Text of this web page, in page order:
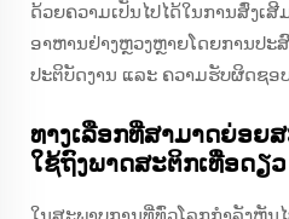
ດ້ວຍຄວາມເປັນໄປໄດ້ໃນການສົ່ງ
ອາຫານຢ່າງຫຼວງຫຼາຍໂດຍການປະ
ປະຕິບັດງານ ແລະ ຄວາມຮັບຜິດຊອ
ທາງເລືອກທີ່ສາມາດຍ່ອຍ
ໃຊ້ຖົງພາດສະຕິກເທື່ອດຽວ